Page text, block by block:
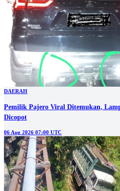
DAERAH
Pemilik Pajero Viral Ditemukan,
Dicopot
06 Aug 2026 07:00 UTC